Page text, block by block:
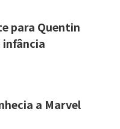
para Quentin
infância
a Marvel